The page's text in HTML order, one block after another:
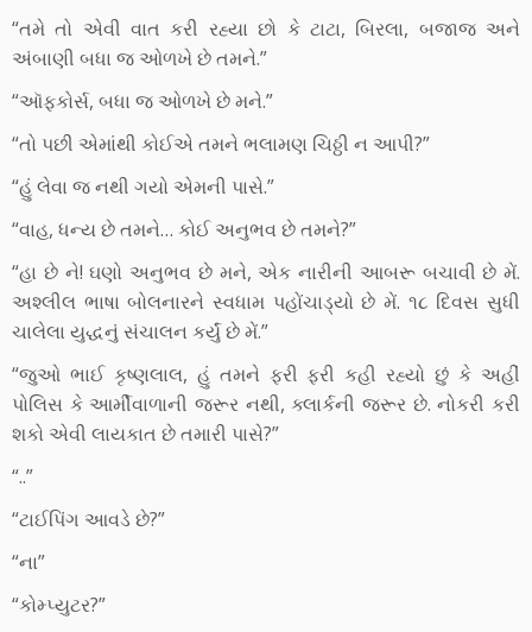
“તમે તો એવી વાત કરી રહ્યા છો કે ટાટા, બિરલા, બજાજ અને
અંબાણી બધા જ ઓળખે છે તમને.”
“ઑફકોર્સ, બધા જ ઓળખે છે મને.”
“તો પછી એમાંથી કોઈએ તમને ભલામણ ચિઠ્ઠી ન આપી?”
“હું લેવા જ નથી ગયો એમની પાસે.”
“વાહ, ધન્ય છે તમને… કોઈ અનુભવ છે તમને?”
“હા છે ને! ઘણો અનુભવ છે મને, એક નારીની આબરૂ બચાવી છે મેં.
અશ્લીલ ભાષા બોલનારને સ્વધામ પહોંચાડ્યો છે મેં. ૧૮ દિવસ સુધી
ચાલેલા યુદ્ધનું સંચાલન કર્યું છે મેં.”
“જુઓ ભાઈ કૃષ્ણલાલ, હું તમને ફરી ફરી કહી રહ્યો છું કે અહીં
પોલિસ કે આર્મીવાળાની જરૂર નથી, ક્લાર્કની જરૂર છે. નોકરી કરી
શકો એવી લાયકાત છે તમારી પાસે?”
“..”
“ટાઈપિંગ આવડે છે?”
“ના”
“કોમ્પ્યુટર?”